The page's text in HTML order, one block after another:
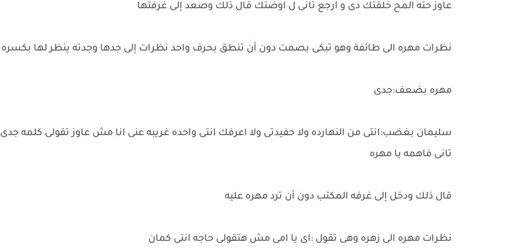
عاوز حته المح خلقتك دى و ارجع تانى ل اوضتك قال ذلك وصعد إلى غرفتها
نظرات مهره الى طائفة وهو تبكى بصمت دون أن تنطق بحرف واحد نظرات إلى جدها وجدته ينظر لها بكسره
مهره بضعف:جدى
سليمان بغضب:انتى من النهارده ولا حفيدتى ولا اعرفك انتى واحده غريبه عنى انا مش عاوز تقولى كلمه جدى
تانى فاهمه يا مهره
قال ذلك ودخل إلى غرفه المكتب دون أن ترد مهره عليه
نظرات مهره الى زهره وهى تقول :اى يا امى مش هتقولى حاجه انتى كمان